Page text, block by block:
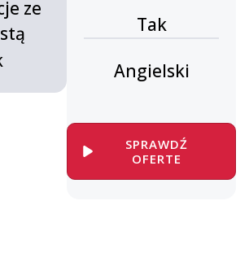
ze
Tak
Angielski
SPRAWDŹ
OFERTE